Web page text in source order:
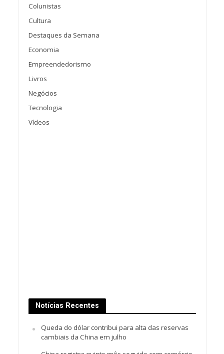
Colunistas
Cultura
Destaques da Semana
Economia
Empreendedorismo
Livros
Negócios
Tecnologia
Vídeos
Notícias Recentes
Queda do dólar contribui para alta das reservas
cambiais da China em julho